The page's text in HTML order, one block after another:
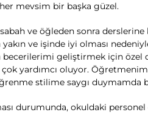
mevsim bir başka güzel.
ve öğleden sonra
ve işinde iyi olması
geliştirmek için özel
yardımcı oluyor.
stilime saygı
durumunda, okuldaki